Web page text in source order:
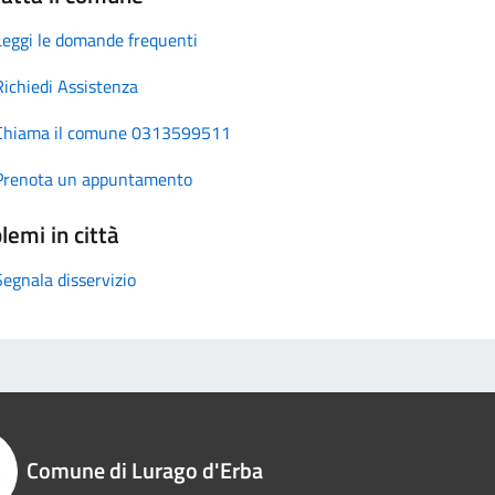
le domande frequenti
Assistenza
il comune 0313599511
un appuntamento
in città
disservizio
Comune di Lurago d'Erba